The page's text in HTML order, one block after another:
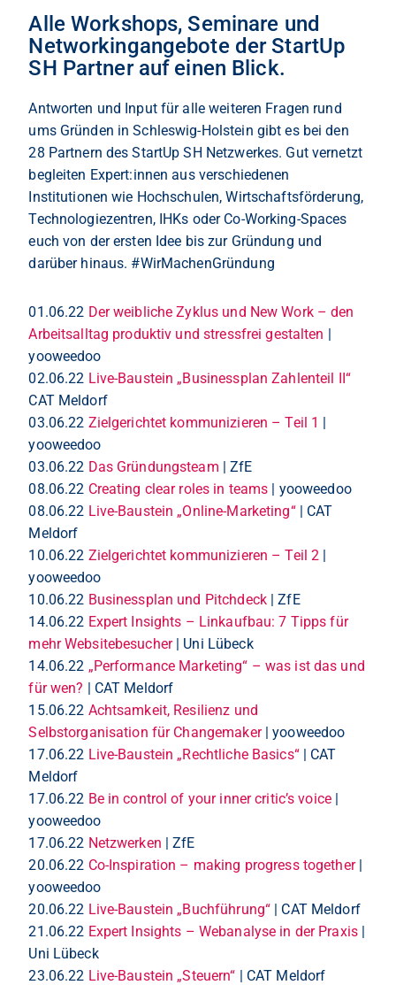
Alle Workshops, Seminare und
Networkingangebote der StartUp
SH Partner auf einen Blick.
Antworten und Input für alle weiteren Fragen rund
ums Gründen in Schleswig-Holstein gibt es bei den
28 Partnern des StartUp SH Netzwerkes. Gut vernetzt
begleiten Expert:innen aus verschiedenen
Institutionen wie Hochschulen, Wirtschaftsförderung,
Technologiezentren, IHKs oder Co-Working-Spaces
euch von der ersten Idee bis zur Gründung und
darüber hinaus. #WirMachenGründung
01.06.22 Der weibliche Zyklus und New Work – den
Arbeitsalltag produktiv und stressfrei gestalten |
yooweedoo
02.06.22 Live-Baustein „Businessplan Zahlenteil II“
CAT Meldorf
03.06.22 Zielgerichtet kommunizieren – Teil 1 |
yooweedoo
03.06.22 Das Gründungsteam | ZfE
08.06.22 Creating clear roles in teams | yooweedoo
08.06.22 Live-Baustein „Online-Marketing“| CAT
Meldorf
10.06.22 Zielgerichtet kommunizieren – Teil 2 |
yooweedoo
10.06.22 Businessplan und Pitchdeck| ZfE
14.06.22 Expert Insights – Linkaufbau: 7 Tipps für
mehr Websitebesucher| Uni Lübeck
14.06.22 „Performance Marketing“ – was ist das und
für wen? | CAT Meldorf
15.06.22 Achtsamkeit, Resilienz und
Selbstorganisation für Changemaker| yooweedoo
17.06.22 Live-Baustein „Rechtliche Basics“| CAT
Meldorf
17.06.22 Be in control of your inner critic’s voice|
yooweedoo
17.06.22 Netzwerken | ZfE
20.06.22 Co-Inspiration – making progress together|
yooweedoo
20.06.22 Live-Baustein „Buchführung“ | CAT Meldorf
21.06.22 Expert Insights – Webanalyse in der Praxis|
Uni Lübeck
23.06.22 Live-Baustein „Steuern“ | CAT Meldorf